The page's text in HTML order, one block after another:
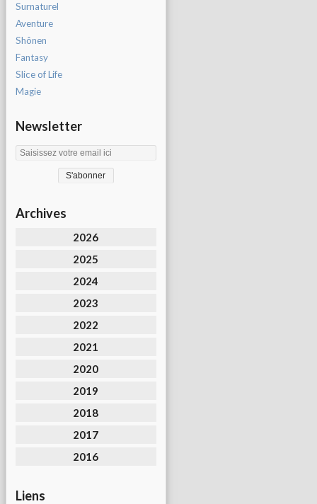
Surnaturel
Aventure
Shônen
Fantasy
Slice of Life
Magie
Newsletter
Archives
2026
2025
2024
2023
2022
2021
2020
2019
2018
2017
2016
Liens